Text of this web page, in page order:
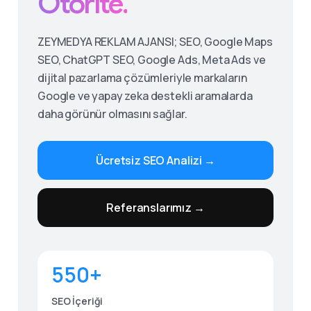
ZEYMEDYA REKLAM AJANSI; SEO, Google Maps
SEO, ChatGPT SEO, Google Ads, Meta Ads ve
dijital pazarlama çözümleriyle markaların
Google ve yapay zeka destekli aramalarda
daha görünür olmasını sağlar.
Ücretsiz SEO Analizi →
Referanslarımız →
550+
SEO İçeriği
Give us a call
Send us a message
Send your message any time you want.